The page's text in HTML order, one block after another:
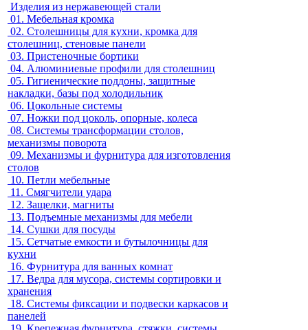
Изделия из нержавеющей стали
01. Мебельная кромка
02. Столешницы для кухни, кромка для
столешниц, стеновые панели
03. Пристеночные бортики
04. Алюминиевые профили для столешниц
05. Гигиенические поддоны, защитные
накладки, базы под холодильник
06. Цокольные системы
07. Ножки под цоколь, опорные, колеса
08. Системы трансформации столов,
механизмы поворота
09. Механизмы и фурнитура для изготовления
столов
10. Петли мебельные
11. Смягчители удара
12. Защелки, магниты
13. Подъемные механизмы для мебели
14. Сушки для посуды
15. Сетчатые емкости и бутылочницы для
кухни
16. Фурнитура для ванных комнат
17. Ведра для мусора, системы сортировки и
хранения
18. Системы фиксации и подвески каркасов и
панелей